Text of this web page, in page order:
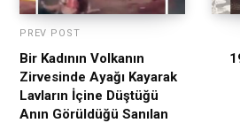
PREV POST
Bir Kadının Volkanın
Zirvesinde Ayağı Kayarak
Lavların İçine Düştüğü
Anın Görüldüğü Sanılan